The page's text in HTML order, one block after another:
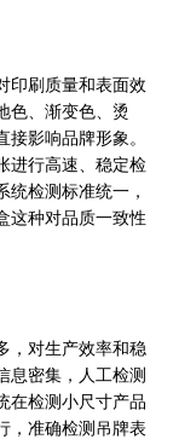
印刷质量和表面效
色、渐变色、烫
影响品牌形象。
进行高速、稳定检
检测标准统一，
这种对品质一致性
，对生产效率和稳
息密集，人工检测
在检测小尺寸产品
，准确检测吊牌表